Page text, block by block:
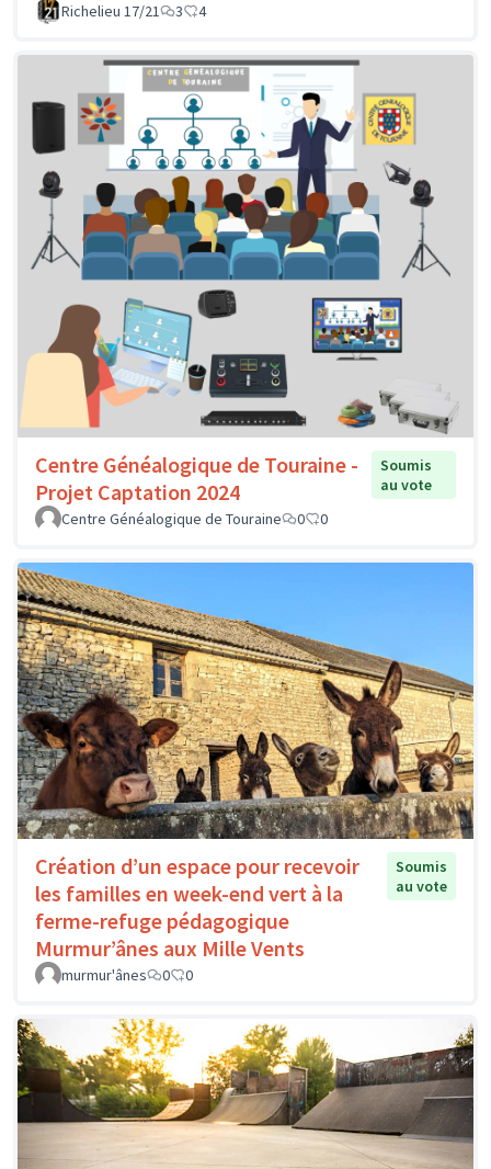
Richelieu 17/21 3 4
Centre Généalogique de Touraine -
Projet Captation 2024
Soumis
au vote
Centre Généalogique de Touraine
0 0
Création d’un espace pour recevoir
les familles en week-end vert à la
ferme-refuge pédagogique
Murmur’ânes aux Mille Vents
Soumis
au vote
murmur'ânes 0 0